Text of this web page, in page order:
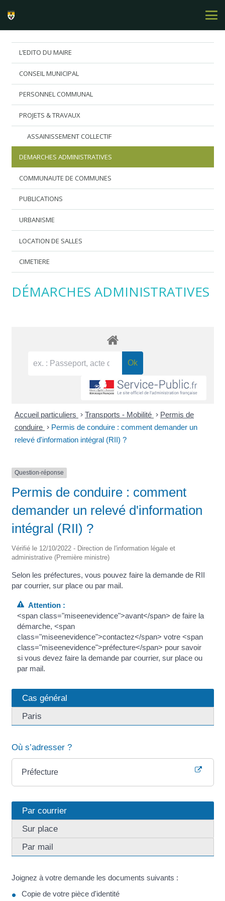
L’EDITO DU MAIRE
CONSEIL MUNICIPAL
PERSONNEL COMMUNAL
PROJETS & TRAVAUX
ASSAINISSEMENT COLLECTIF
DEMARCHES ADMINISTRATIVES
COMMUNAUTE DE COMMUNES
PUBLICATIONS
URBANISME
LOCATION DE SALLES
CIMETIERE
DÉMARCHES ADMINISTRATIVES
Accueil particuliers > Transports - Mobilité > Permis de
conduire > Permis de conduire : comment demander un
relevé d'information intégral (RII) ?
Question-réponse
Permis de conduire : comment
demander un relevé d'information
intégral (RII) ?
Vérifié le 12/10/2022 - Direction de l'information légale et
administrative (Première ministre)
Selon les préfectures, vous pouvez faire la demande de RII
par courrier, sur place ou par mail.
Attention :
<span class="miseenevidence">avant</span> de faire la
démarche, <span
class="miseenevidence">contactez</span> votre <span
class="miseenevidence">préfecture</span> pour savoir
si vous devez faire la demande par courrier, sur place ou
par mail.
Cas général
Paris
Où s’adresser ?
Préfecture
Par courrier
Sur place
Par mail
Joignez à votre demande les documents suivants :
Copie de votre pièce d'identité